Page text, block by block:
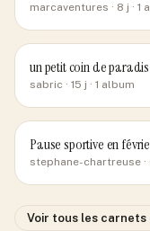
marcaventures · 8 j · 1
un petit coin de paradis
sabric · 15 j · 1 album
Pause sportive en
stephane-chartreuse
Voir tous les carnets